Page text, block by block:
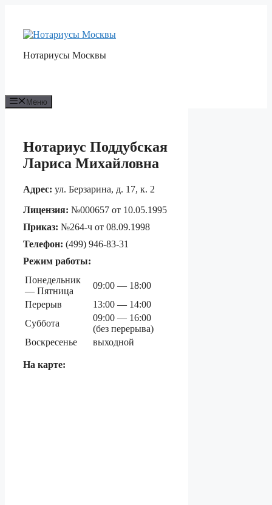
содержимому
Нотариусы Москвы
Меню
Нотариус Поддубская
Лариса Михайловна
Адрес: ул. Берзарина, д. 17, к. 2
Лицензия: №000657 от 10.05.1995
Приказ: №264-ч от 08.09.1998
Телефон: (499) 946-83-31
Режим работы:
Понедельник
— Пятница
09:00 — 18:00
Перерыв
13:00 — 14:00
Суббота
09:00 — 16:00
(без перерыва)
Воскресенье
выходной
На карте: